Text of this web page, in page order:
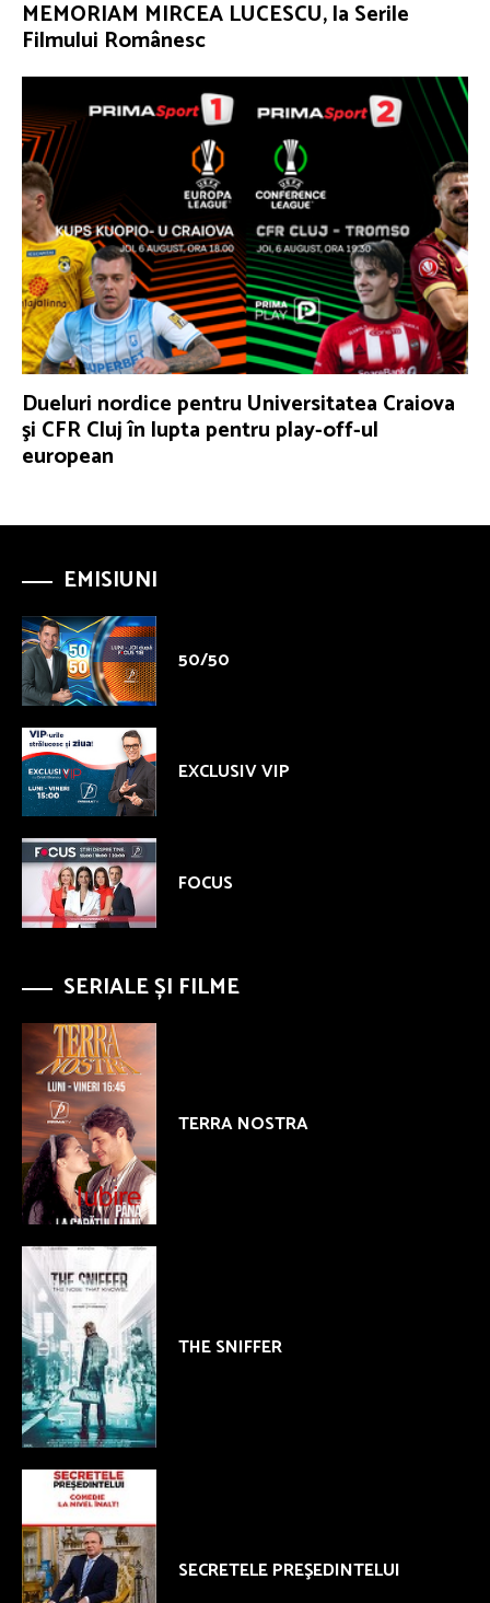
MEMORIAM MIRCEA LUCESCU, la Serile
Filmului Românesc
Dueluri nordice pentru Universitatea Craiova
şi CFR Cluj în lupta pentru play-off-ul
european
EMISIUNI
50/50
EXCLUSIV VIP
FOCUS
SERIALE ȘI FILME
TERRA NOSTRA
THE SNIFFER
SECRETELE PREŞEDINTELUI